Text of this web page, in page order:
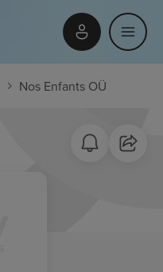
Nos Enfants OÜ